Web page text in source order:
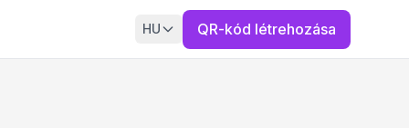
HU QR-kód létrehozása